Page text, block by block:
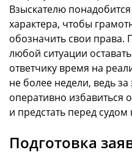
Взыскателю
характера, чтобы
обозначить свои права.
любой ситуации
ответчику время на
не более недели, ведь
оперативно избавиться
и предстать перед
Подготовка